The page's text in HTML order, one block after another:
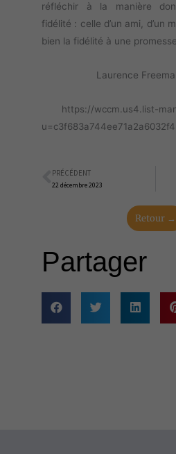
réfléchir à la manière
fidélité : celle d’un ami, d’un
bien la fidélité à une
Laurence
https://wccm.us4.list-
Précédent
PRÉCÉDENT
22 décembre 2023
Retour →
Partager